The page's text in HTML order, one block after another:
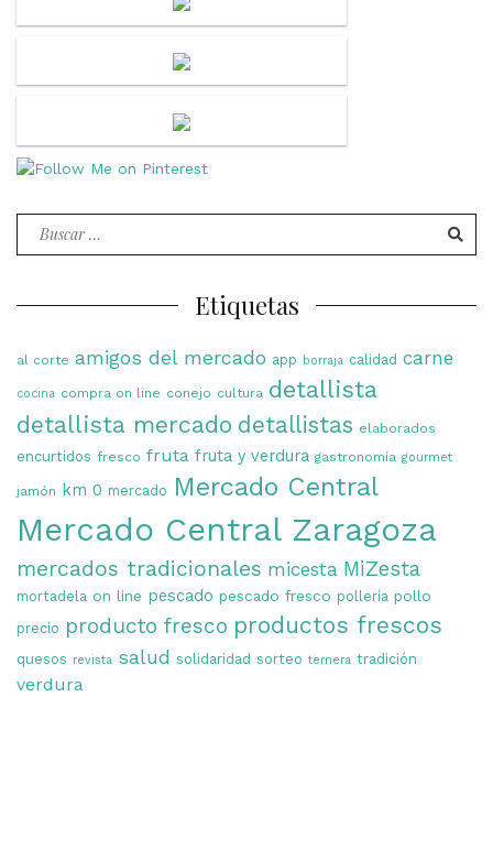
Buscar
Etiquetas
al corte amigos del mercado app borraja calidad carne
cocina compra on line conejo cultura detallista
detallista mercado detallistas elaborados
encurtidos fresco fruta fruta y verdura gastronomía gourmet
jamón km 0 mercado Mercado Central
Mercado Central Zaragoza
mercados tradicionales micesta MiZesta
mortadela on line pescado pescado fresco pollería pollo
precio producto fresco productos frescos
quesos revista salud solidaridad sorteo ternera tradición
verdura